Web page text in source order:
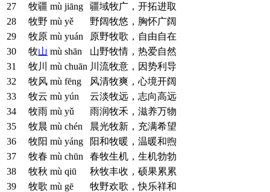
27
牧疆 mù jiāng
疆域牧广，开拓进取
28
牧野 mù yě
野阔牧悠，胸怀广阔
29
牧原 mù yuán
原野牧歌，自由自在
30
牧山 mù shān
山野牧情，热爱自然
31
牧川 mù chuān 川流牧意，因势利导
32
牧风 mù fēng
风清牧爽，心境开阔
33
牧云 mù yún
云淡牧远，志向高远
34
牧雨 mù yǔ
雨润牧禾，滋养万物
35
牧晨 mù chén
晨光牧新，充满希望
36
牧阳 mù yáng
阳和牧暖，温暖和煦
37
牧春 mù chūn
春牧生机，生机勃勃
38
牧秋 mù qiū
秋牧丰收，硕果累累
39
牧歌 mù gē
牧野欢歌，快乐祥和